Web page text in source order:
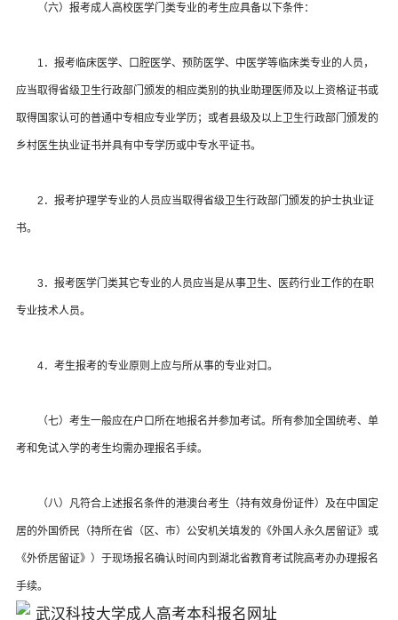
（六）报考成人高校医学门类专业的考生应具备以下条件：
1．报考临床医学、口腔医学、预防医学、中医学等临床类专业的人员，
应当取得省级卫生行政部门颁发的相应类别的执业助理医师及以上资格证书或
取得国家认可的普通中专相应专业学历；或者县级及以上卫生行政部门颁发的
乡村医生执业证书并具有中专学历或中专水平证书。
2．报考护理学专业的人员应当取得省级卫生行政部门颁发的护士执业证
书。
3．报考医学门类其它专业的人员应当是从事卫生、医药行业工作的在职
专业技术人员。
4．考生报考的专业原则上应与所从事的专业对口。
（七）考生一般应在户口所在地报名并参加考试。所有参加全国统考、单
考和免试入学的考生均需办理报名手续。
（八）凡符合上述报名条件的港澳台考生（持有效身份证件）及在中国定
居的外国侨民（持所在省（区、市）公安机关填发的《外国人永久居留证》或
《外侨居留证》）于现场报名确认时间内到湖北省教育考试院高考办办理报名
手续。